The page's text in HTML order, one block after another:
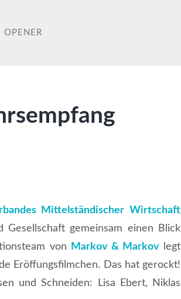
OPENER
Mittelständischer Wirtschaft
gemeinsam einen Blick
von Markov & Markovlegt
Eröffungsfilmchen. Das hat gerockt!
und Schneiden: Lisa Ebert, Niklas